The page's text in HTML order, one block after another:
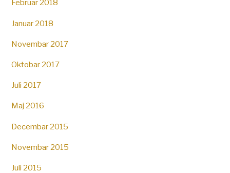
Februar 2018
Januar 2018
Novembar 2017
Oktobar 2017
Juli 2017
Maj 2016
Decembar 2015
Novembar 2015
Juli 2015